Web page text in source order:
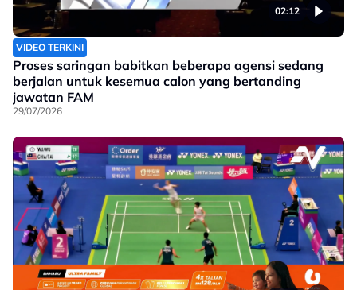
02:12
VIDEO TERKINI
Proses saringan babitkan beberapa agensi sedang
berjalan untuk kesemua calon yang bertanding
jawatan FAM
29/07/2026